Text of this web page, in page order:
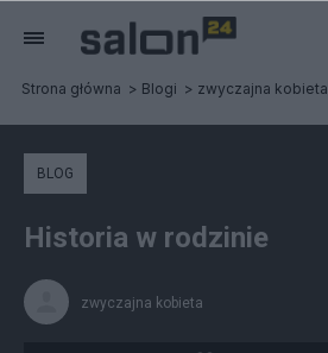
Strona główna Blogi zwyczajna kobieta
BLOG
Historia w rodzinie
zwyczajna kobieta